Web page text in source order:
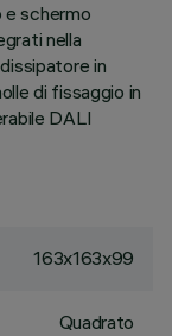
e schermo
nella
in
di fissaggio in
DALI
163x163x99
Quadrato